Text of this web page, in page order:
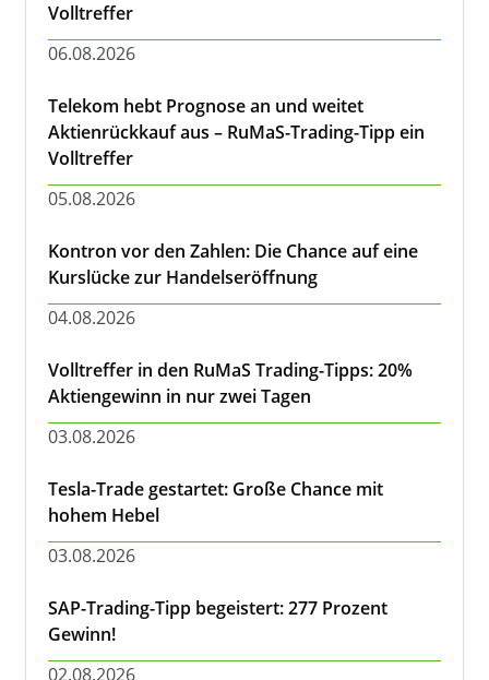
Volltreffer
06.08.2026
Telekom hebt Prognose an und weitet
Aktienrückkauf aus – RuMaS-Trading-Tipp ein
Volltreffer
05.08.2026
Kontron vor den Zahlen: Die Chance auf eine
Kurslücke zur Handelseröffnung
04.08.2026
Volltreffer in den RuMaS Trading-Tipps: 20%
Aktiengewinn in nur zwei Tagen
03.08.2026
Tesla-Trade gestartet: Große Chance mit
hohem Hebel
03.08.2026
SAP-Trading-Tipp begeistert: 277 Prozent
Gewinn!
02.08.2026